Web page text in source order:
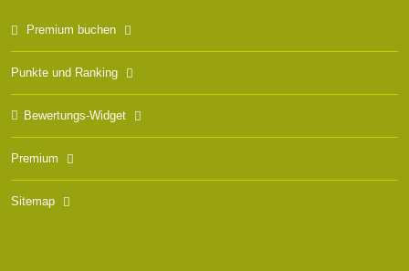
Premium buchen
Punkte und Ranking
Bewertungs-Widget
Premium
Sitemap